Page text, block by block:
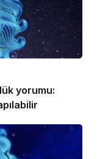
yorumu: